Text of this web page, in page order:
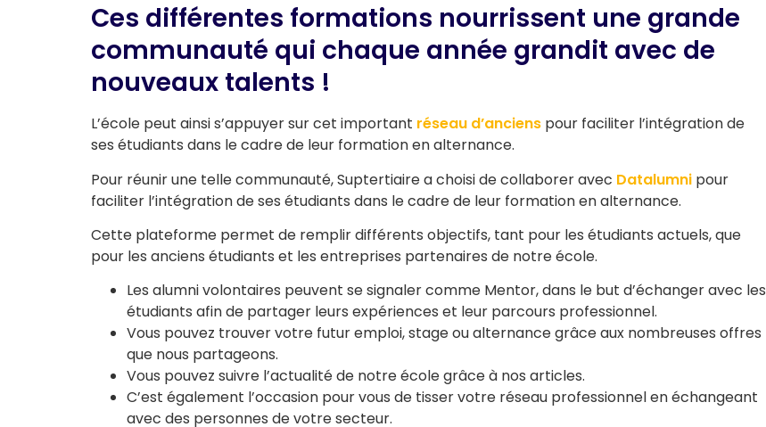
Ces différentes formations nourrissent une grande
communauté qui chaque année grandit avec de
nouveaux talents !
L’école peut ainsi s’appuyer sur cet important réseau d’anciens pour faciliter l’intégration de
ses étudiants dans le cadre de leur formation en alternance.
Pour réunir une telle communauté, Suptertiaire a choisi de collaborer avec Datalumni pour
faciliter l’intégration de ses étudiants dans le cadre de leur formation en alternance.
Cette plateforme permet de remplir différents objectifs, tant pour les étudiants actuels, que
pour les anciens étudiants et les entreprises partenaires de notre école.
Les alumni volontaires peuvent se signaler comme Mentor, dans le but d’échanger avec les
étudiants afin de partager leurs expériences et leur parcours professionnel.
Vous pouvez trouver votre futur emploi, stage ou alternance grâce aux nombreuses offres
que nous partageons.
Vous pouvez suivre l’actualité de notre école grâce à nos articles.
C’est également l’occasion pour vous de tisser votre réseau professionnel en échangeant
avec des personnes de votre secteur.